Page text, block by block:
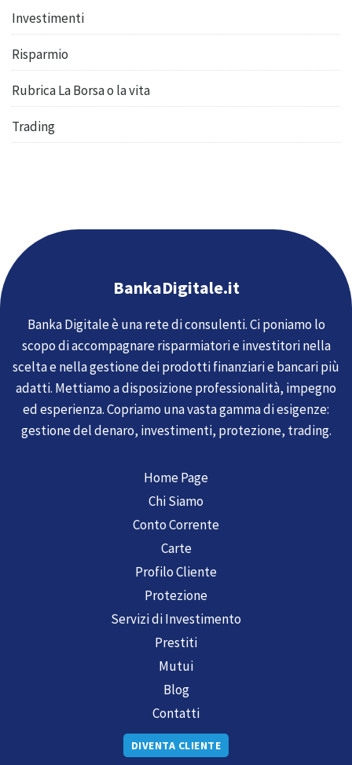
Investimenti
Risparmio
Rubrica La Borsa o la vita
Trading
BankaDigitale.it
Banka Digitale è una rete di consulenti. Ci poniamo lo
scopo di accompagnare risparmiatori e investitori nella
scelta e nella gestione dei prodotti finanziari e bancari più
adatti. Mettiamo a disposizione professionalità, impegno
ed esperienza. Copriamo una vasta gamma di esigenze:
gestione del denaro, investimenti, protezione, trading.
Home Page
Chi Siamo
Conto Corrente
Carte
Profilo Cliente
Protezione
Servizi di Investimento
Prestiti
Mutui
Blog
Contatti
DIVENTA CLIENTE